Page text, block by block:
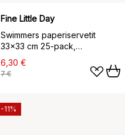
Fine Little Day
Swimmers paperiservetit
33x33 cm 25-pack,
Monivärinen
6,30 €
7 €
-11%